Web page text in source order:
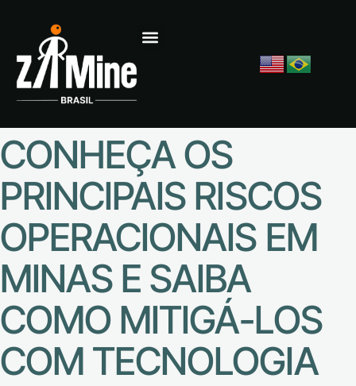
CONHEÇA OS
PRINCIPAIS RISCOS
OPERACIONAIS EM
MINAS E SAIBA
COMO MITIGÁ-LOS
COM TECNOLOGIA